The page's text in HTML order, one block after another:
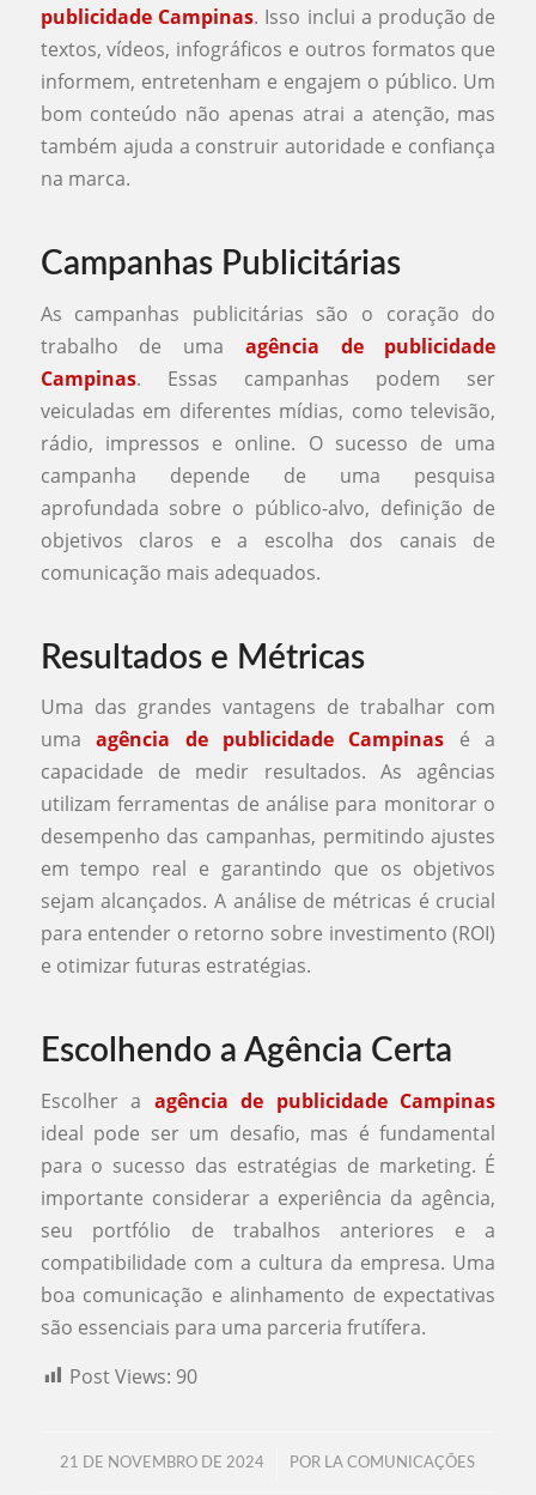
publicidade Campinas. Isso inclui a produção de
textos, vídeos, infográficos e outros formatos que
informem, entretenham e engajem o público. Um
bom conteúdo não apenas atrai a atenção, mas
também ajuda a construir autoridade e confiança
na marca.
Campanhas Publicitárias
As campanhas publicitárias são o coração do
trabalho de uma agência de publicidade
Campinas. Essas campanhas podem ser
veiculadas em diferentes mídias, como televisão,
rádio, impressos e online. O sucesso de uma
campanha depende de uma pesquisa
aprofundada sobre o público-alvo, definição de
objetivos claros e a escolha dos canais de
comunicação mais adequados.
Resultados e Métricas
Uma das grandes vantagens de trabalhar com
umaagência de publicidade Campinas é a
capacidade de medir resultados. As agências
utilizam ferramentas de análise para monitorar o
desempenho das campanhas, permitindo ajustes
em tempo real e garantindo que os objetivos
sejam alcançados. A análise de métricas é crucial
para entender o retorno sobre investimento (ROI)
e otimizar futuras estratégias.
Escolhendo a Agência Certa
Escolher a agência de publicidade Campinas
ideal pode ser um desafio, mas é fundamental
para o sucesso das estratégias de marketing. É
importante considerar a experiência da agência,
seu portfólio de trabalhos anteriores e a
compatibilidade com a cultura da empresa. Uma
boa comunicação e alinhamento de expectativas
são essenciais para uma parceria frutífera.
Post Views: 90
21 DE NOVEMBRO DE 2024
/ POR LA COMUNICAÇÕES